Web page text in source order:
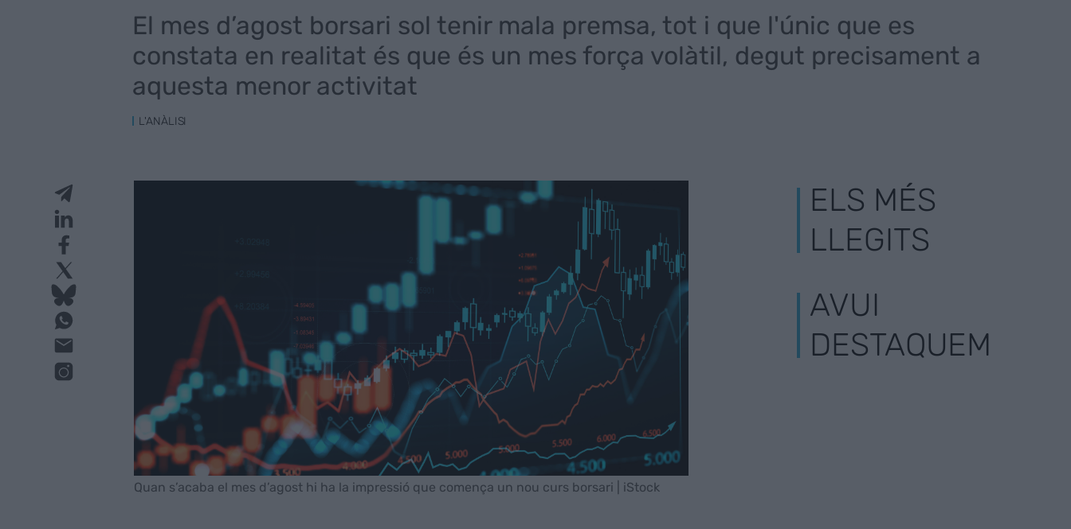
El mes d’agost borsari sol tenir mala premsa, tot i que l'únic que es
constata en realitat és que és un mes força volàtil, degut precisament a
aquesta menor activitat
L'ANÀLISI
Quan s’acaba el mes d’agost hi ha la impressió que comença un nou curs borsari | iStock
ELS MÉS
LLEGITS
AVUI
DESTAQUEM